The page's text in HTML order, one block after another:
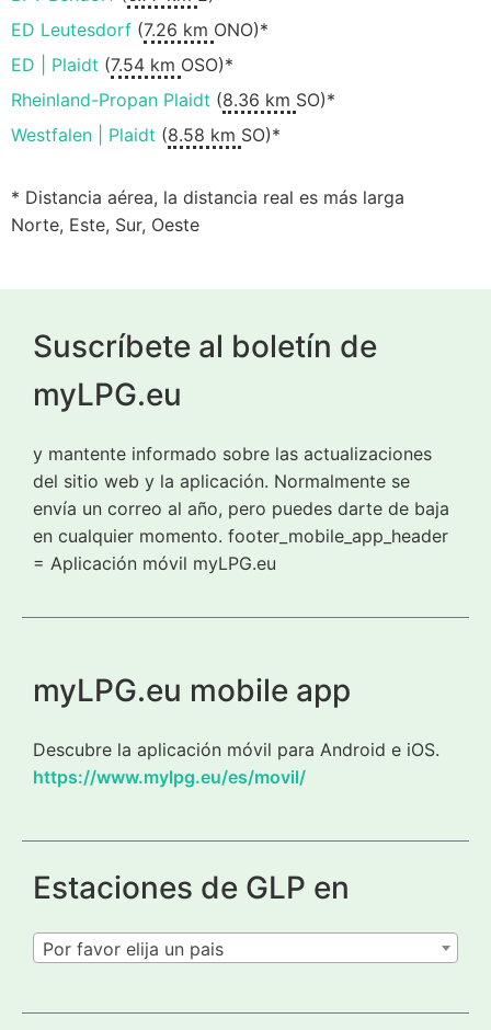
ED Leutesdorf (7.26 km ONO)*
ED | Plaidt (7.54 km OSO)*
Rheinland-Propan Plaidt (8.36 km SO)*
Westfalen | Plaidt (8.58 km SO)*
* Distancia aérea, la distancia real es más larga
Norte, Este, Sur, Oeste
Suscríbete al boletín de
myLPG.eu
y mantente informado sobre las actualizaciones
del sitio web y la aplicación. Normalmente se
envía un correo al año, pero puedes darte de baja
en cualquier momento. footer_mobile_app_header
= Aplicación móvil myLPG.eu
myLPG.eu mobile app
Descubre la aplicación móvil para Android e iOS.
https://www.mylpg.eu/es/movil/
Estaciones de GLP en
Por favor elija un pais